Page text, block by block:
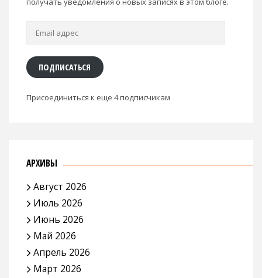
Email
ПОДПИСАТЬСЯ
Присоединиться к еще 4 подписчикам
АРХИВЫ
Август 2026
Июль 2026
Июнь 2026
Май 2026
Апрель 2026
Март 2026